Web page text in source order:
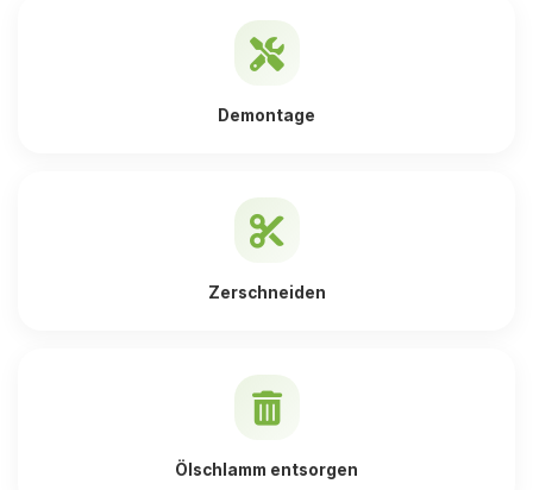
Demontage
Zerschneiden
Ölschlamm entsorgen